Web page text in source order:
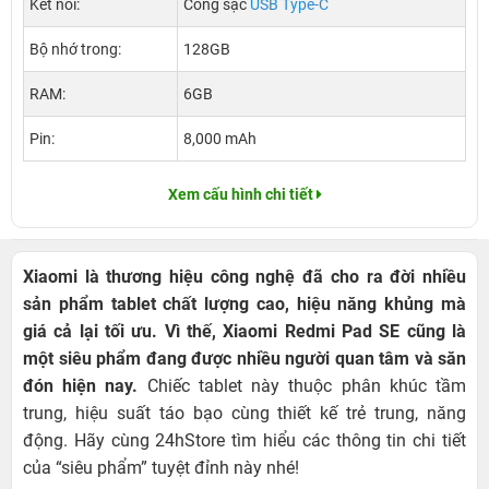
Kết nối: Cổng sạc USB Type-C
Bộ nhớ trong: 128GB
RAM: 6GB
Pin: 8,000 mAh
Xem cấu hình chi tiết
Xiaomi là thương hiệu công nghệ đã cho ra đời nhiều
sản phẩm tablet chất lượng cao, hiệu năng khủng mà
giá cả lại tối ưu. Vì thế, Xiaomi Redmi Pad SE cũng là
một siêu phẩm đang được nhiều người quan tâm và săn
đón hiện nay. Chiếc tablet này thuộc phân khúc tầm
trung, hiệu suất táo bạo cùng thiết kế trẻ trung, năng
động. Hãy cùng 24hStore tìm hiểu các thông tin chi tiết
của “siêu phẩm” tuyệt đỉnh này nhé!